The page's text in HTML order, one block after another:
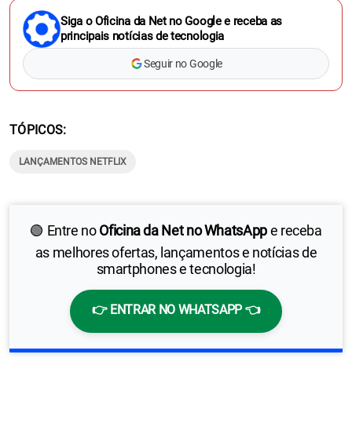
Siga o Oficina da Net no Google e receba as
principais notícias de tecnologia
Seguir no Google
TÓPICOS
LANÇAMENTOS NETFLIX
🟢 Entre noOficina da Net no WhatsAppe receba
as melhores ofertas, lançamentos e notícias de
smartphones e tecnologia!
👉 ENTRAR NO WHATSAPP 👈